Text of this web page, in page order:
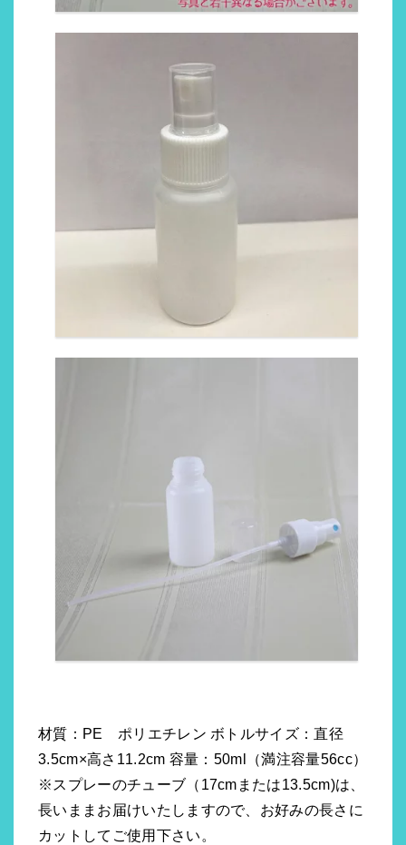
材質：PE ポリエチレン ボトルサイズ：直径
3.5cm×高さ11.2cm 容量：50ml（満注容量56cc）
※スプレーのチューブ（17cmまたは13.5cm)は、
長いままお届けいたしますので、お好みの長さに
カットしてご使用下さい。